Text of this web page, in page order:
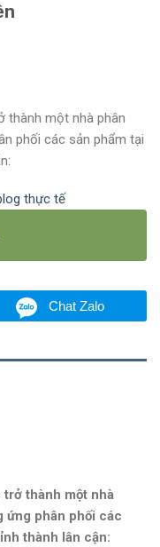
thành một nhà phân
phối các sản phẩm tại
thực tế
Chat Zalo
trở thành một nhà
ứng phân phối các
thành lân cận: